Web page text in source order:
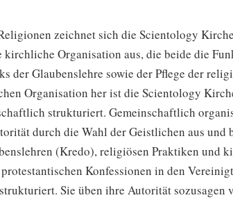
zeichnet sich die Scientology
kirchliche Organisation aus, die beide die
der Glaubenslehre sowie der Pflege der
Organisation her ist die Scientology
strukturiert. Gemeinschaftlich
durch die Wahl der Geistlichen aus und
(Kredo), religiösen Praktiken und
Konfessionen in den
Sie üben ihre Autorität sozusagen